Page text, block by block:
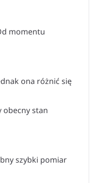
momentu
ona różnić się
stan
szybki pomiar